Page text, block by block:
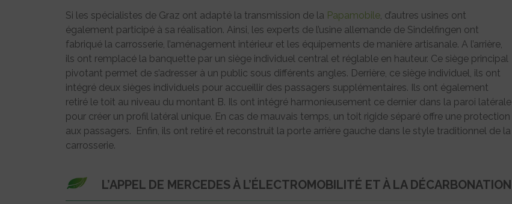
Si les spécialistes de Graz ont adapté la transmission de la Papamobile, d’autres usines ont
également participé à sa réalisation. Ainsi, les experts de l’usine allemande de Sindelfingen ont
fabriqué la carrosserie, l’aménagement intérieur et les équipements de manière artisanale. A l’arrière,
ils ont remplacé la banquette par un siège individuel central et réglable en hauteur. Ce siège principal
pivotant permet de s’adresser à un public sous différents angles. Derrière, ce siège individuel, ils ont
intégré deux sièges individuels pour accueillir des passagers supplémentaires. Ils ont également
retiré le toit au niveau du montant B. Ils ont intégré harmonieusement ce dernier dans la paroi latérale
pour créer un profil latéral unique. En cas de mauvais temps, un toit rigide séparé offre une protection
aux passagers. Enfin, ils ont retiré et reconstruit la porte arrière gauche dans le style traditionnel de la
carrosserie.
L’APPEL DE MERCEDES À L’ÉLECTROMOBILITÉ ET À LA DÉCARBONATION